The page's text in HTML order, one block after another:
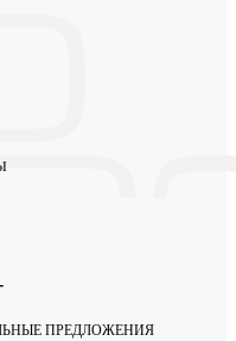
ПРЕДЛОЖЕНИЯ